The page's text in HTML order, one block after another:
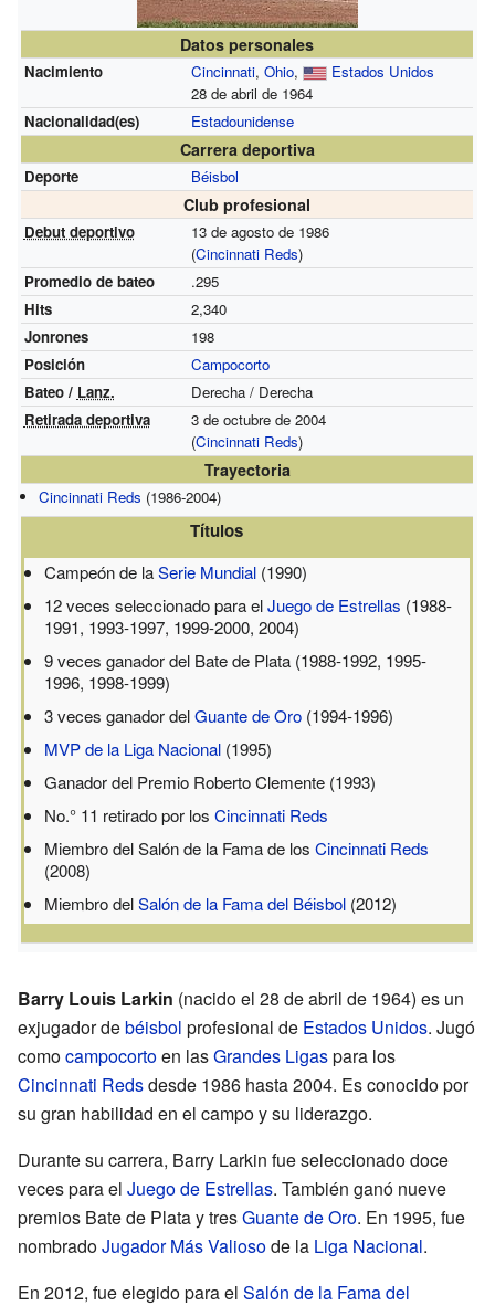
Datos personales
Nacimiento Cincinnati, Ohio,
Estados Unidos
28 de abril de 1964
Nacionalidad(es)
Estadounidense
Carrera deportiva
Deporte Béisbol
Club profesional
Debut deportivo
13 de agosto de 1986
(Cincinnati Reds)
Promedio de bateo
.295
Hits
2,340
Jonrones
198
Posición
Campocorto
Bateo / Lanz.
Derecha / Derecha
Retirada deportiva
3 de octubre de 2004
(Cincinnati Reds)
Trayectoria
Cincinnati Reds (1986-2004)
Títulos
Campeón de laSerie Mundial (1990)
12 veces seleccionado para elJuego de Estrellas (1988-
1991, 1993-1997, 1999-2000, 2004)
9 veces ganador del Bate de Plata (1988-1992, 1995-
1996, 1998-1999)
3 veces ganador delGuante de Oro (1994-1996)
MVP de la Liga Nacional (1995)
Ganador del Premio Roberto Clemente (1993)
No.° 11 retirado por losCincinnati Reds
Miembro del Salón de la Fama de losCincinnati Reds
(2008)
Miembro delSalón de la Fama del Béisbol (2012)
Barry Louis Larkin (nacido el 28 de abril de 1964) es un
exjugador debéisbol profesional de Estados Unidos. Jugó
comocampocortoen lasGrandes Ligaspara los
Cincinnati Redsdesde 1986 hasta 2004. Es conocido por
su gran habilidad en el campo y su liderazgo.
Durante su carrera, Barry Larkin fue seleccionado doce
veces para el Juego de Estrellas. También ganó nueve
premios Bate de Plata y tresGuante de Oro. En 1995, fue
nombradoJugador Más Valiosode la Liga Nacional.
En 2012, fue elegido para el Salón de la Fama del